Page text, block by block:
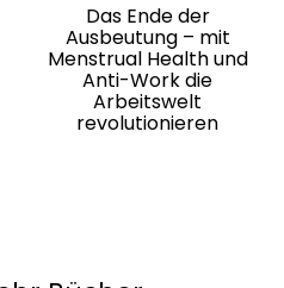
Das Ende der
Ausbeutung – mit
Menstrual Health und
Anti-Work die
Arbeitswelt
revolutionieren